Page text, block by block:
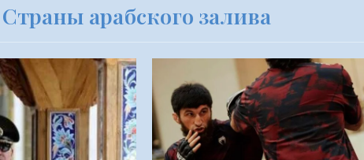
Страны арабского залива